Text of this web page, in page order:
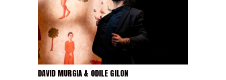
DAVID MURGIA & ODILE GILON